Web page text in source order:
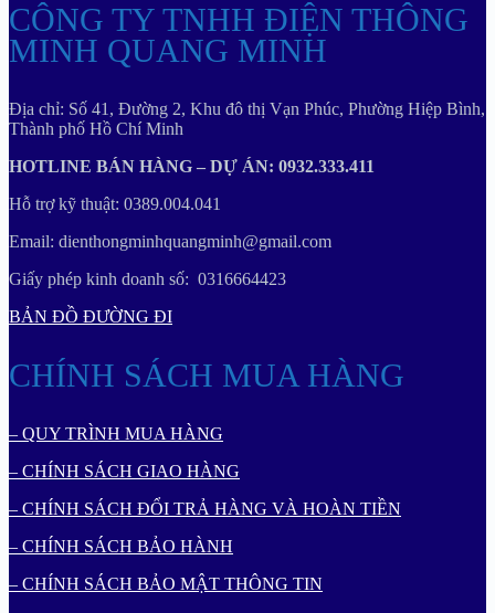
CÔNG TY TNHH ĐIỆN THÔNG
MINH QUANG MINH
Địa chỉ: Số 41, Đường 2, Khu đô thị Vạn Phúc, Phường Hiệp Bình,
Thành phố Hồ Chí Minh
HOTLINE BÁN HÀNG – DỰ ÁN: 0932.333.411
Hỗ trợ kỹ thuật: 0389.004.041
Email: dienthongminhquangminh@gmail.com
Giấy phép kinh doanh số: 0316664423
BẢN ĐỒ ĐƯỜNG ĐI
CHÍNH SÁCH MUA HÀNG
– QUY TRÌNH MUA HÀNG
– CHÍNH SÁCH GIAO HÀNG
– CHÍNH SÁCH ĐỔI TRẢ HÀNG VÀ HOÀN TIỀN
– CHÍNH SÁCH BẢO HÀNH
– CHÍNH SÁCH BẢO MẬT THÔNG TIN